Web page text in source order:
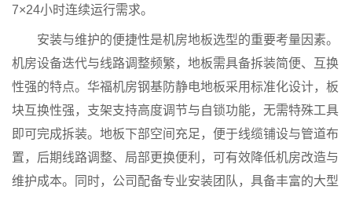
7×24小时连续运行需求。
安装与维护的便捷性是机房地板选型的重要考量因素。
机房设备迭代与线路调整频繁，地板需具备拆装简便、互换
性强的特点。华福机房钢基防静电地板采用标准化设计，板
块互换性强，支架支持高度调节与自锁功能，无需特殊工具
即可完成拆装。地板下部空间充足，便于线缆铺设与管道布
置，后期线路调整、局部更换便利，可有效降低机房改造与
维护成本。同时，公司配备专业安装团队，具备丰富的大型